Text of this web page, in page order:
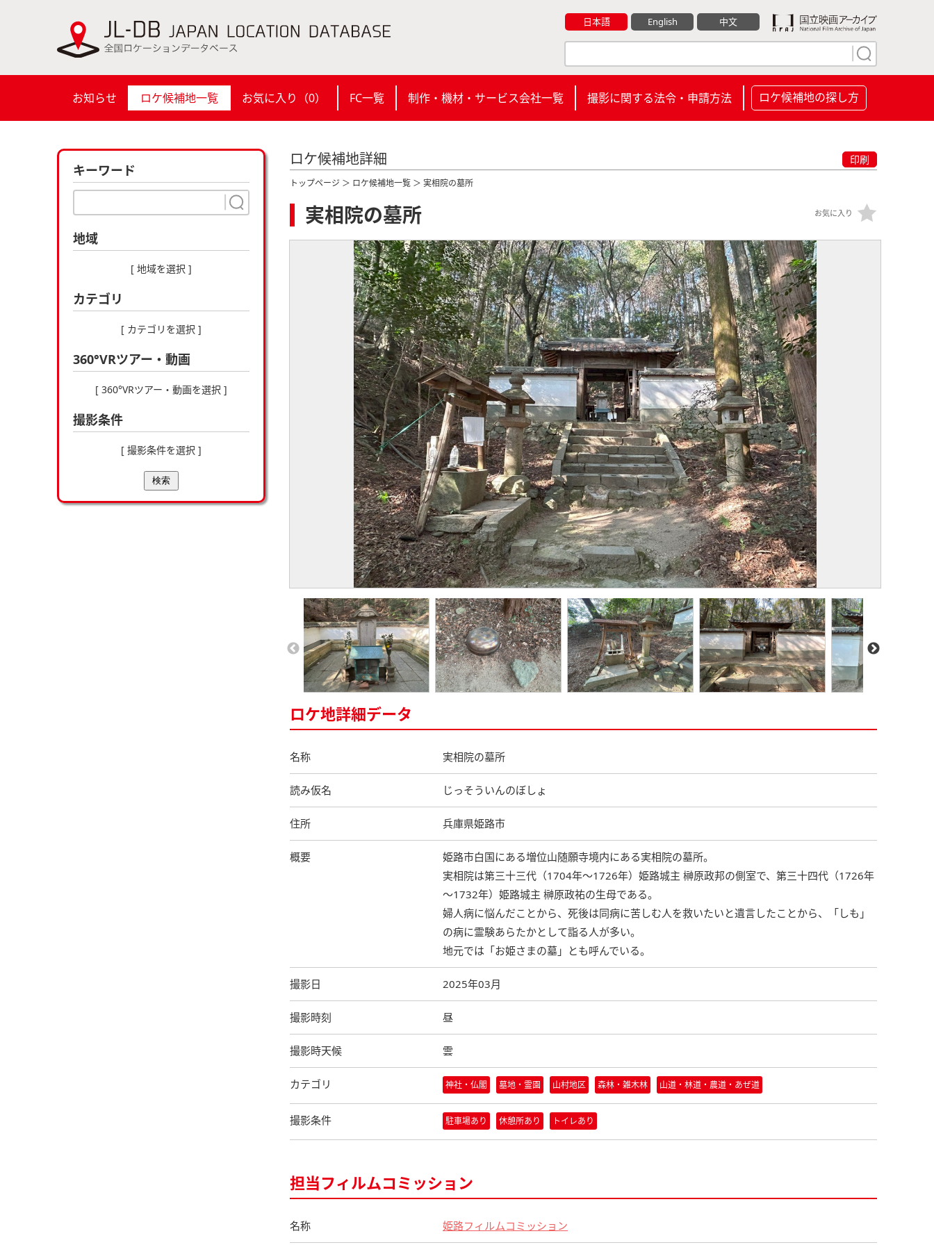
日本語 English 中文
お知らせ ロケ候補地一覧 お気に入り（0） FC一覧 制作・機材・サービス会社一覧 撮影に関する法令・申請方法 ロケ候補地の探し方
キーワード
地域
[ 地域を選択 ]
カテゴリ
[ カテゴリを選択 ]
360°VRツアー・動画
[ 360°VRツアー・動画を選択 ]
撮影条件
[ 撮影条件を選択 ]
検索
ロケ候補地詳細 印刷
トップページ ＞ ロケ候補地一覧 ＞ 実相院の墓所
実相院の墓所 お気に入り
ロケ地詳細データ
名称 実相院の墓所
読み仮名 じっそういんのぼしょ
住所 兵庫県姫路市
概要
姫路市白国にある増位山随願寺境内にある実相院の墓所。
実相院は第三十三代（1704年～1726年）姫路城主 榊原政邦の側室で、第三十四代（1726年
～1732年）姫路城主 榊原政祐の生母である。
婦人病に悩んだことから、死後は同病に苦しむ人を救いたいと遺言したことから、「しも」
の病に霊験あらたかとして詣る人が多い。
地元では「お姫さまの墓」とも呼んでいる。
撮影日 2025年03月
撮影時刻 昼
撮影時天候 雲
カテゴリ 神社・仏閣 墓地・霊園 山村地区 森林・雑木林 山道・林道・農道・あぜ道
撮影条件 駐車場あり 休憩所あり トイレあり
担当フィルムコミッション
名称 姫路フィルムコミッション